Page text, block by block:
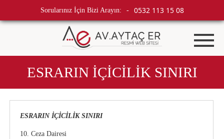
Sorularınız İçin Bizi Arayın: - 0532 113 15 08
ESRARIN İÇİCİLİK SINIRI
ESRARIN İÇİCİLİK SINIRI
10. Ceza Dairesi